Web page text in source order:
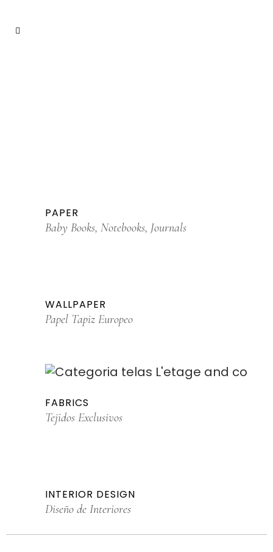
PAPER
Baby Books, Notebooks, Journals
WALLPAPER
Papel Tapiz Europeo
FABRICS
Tejidos Exclusivos
INTERIOR DESIGN
Diseño de Interiores